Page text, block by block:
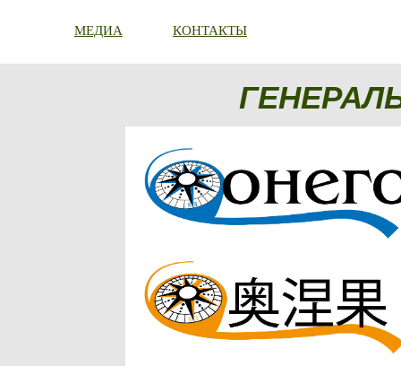
МЕДИА КОНТАКТЫ